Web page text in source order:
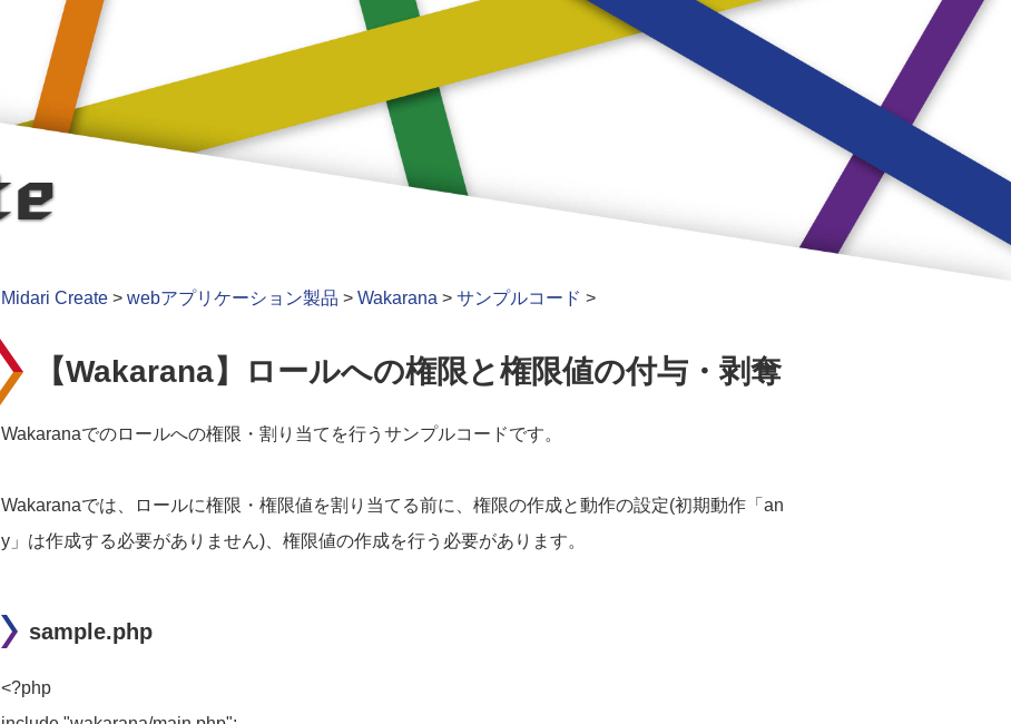
Midari Create > webアプリケーション製品 > Wakarana > サンプルコード >
【Wakarana】ロールへの権限と権限値の付与・剥奪
Wakaranaでのロールへの権限・割り当てを行うサンプルコードです。
Wakaranaでは、ロールに権限・権限値を割り当てる前に、権限の作成と動作の設定(初期動作「an
y」は作成する必要がありません)、権限値の作成を行う必要があります。
sample.php
<?php